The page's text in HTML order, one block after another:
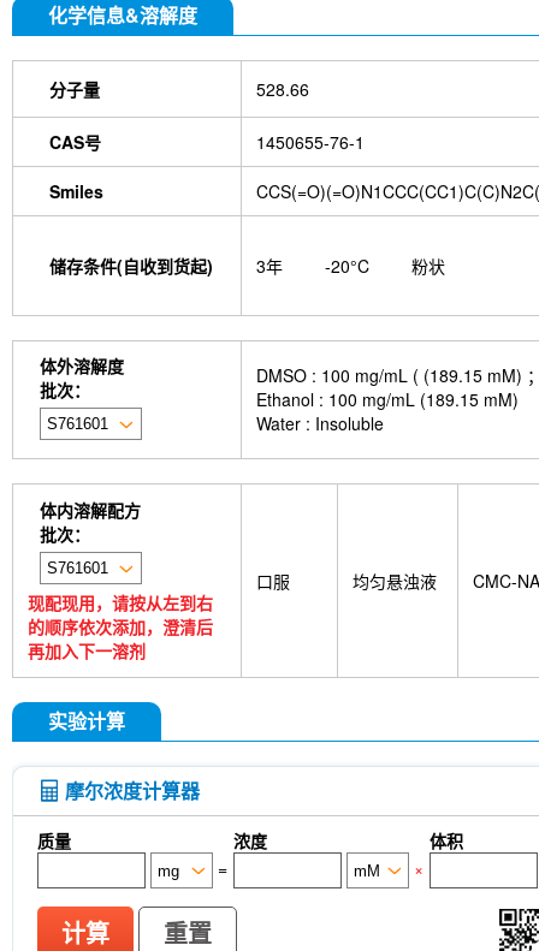
化学信息&溶解度
分子量 528.66
CAS号 1450655-76-1
Smiles
储存条件(自收到货起) 3年 -20°C 粉状
体外溶解度
批次：
DMSO : 100 mg/mL ( (189.15 mM)
Ethanol : 100 mg/mL (189.15 mM)
Water : Insoluble
体内溶解配方
批次：
现配现用，请按从左到右
的顺序依次添加，澄清后
再加入下一溶剂
口服 均匀悬浊液 CMC-NA
实验计算
摩尔浓度计算器
质量 浓度
体积
=
×
计算 重置